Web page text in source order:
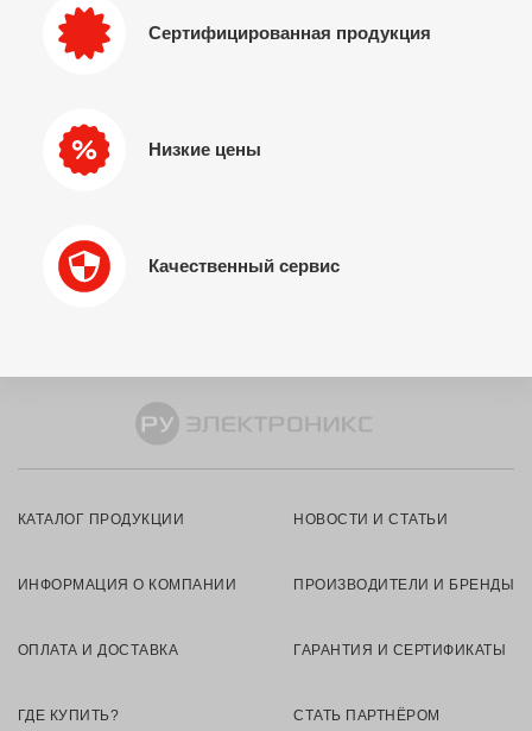
Сертифицированная продукция
Низкие цены
Качественный сервис
КАТАЛОГ ПРОДУКЦИИ НОВОСТИ И СТАТЬИ
ИНФОРМАЦИЯ О КОМПАНИИ ПРОИЗВОДИТЕЛИ И БРЕНДЫ
ОПЛАТА И ДОСТАВКА ГАРАНТИЯ И СЕРТИФИКАТЫ
ГДЕ КУПИТЬ? СТАТЬ ПАРТНЁРОМ